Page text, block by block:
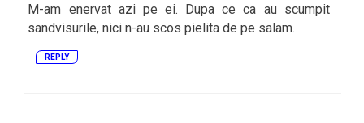
M-am enervat azi pe ei. Dupa ce ca au scumpit
sandvisurile, nici n-au scos pielita de pe salam.
REPLY